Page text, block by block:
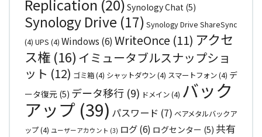
Replication (20) Synology Chat (5)
Synology Drive (17) Synology Drive ShareSync
(4) UPS (4) Windows (6) WriteOnce (11) アクセ
ス権 (16) イミュータブルスナップショ
ット (12) ゴミ箱(4) シャットダウン(4) スマートフォン(4) デ
ータ復元 (5) データ移行 (9) ドメイン(4) バック
アップ (39) パスワード (7) ベアメタルバックア
ップ(4) ユーザーアカウント (3) ログ(6) ログセンター (5) 共有